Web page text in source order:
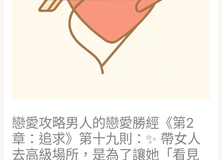
戀愛攻略男人的戀愛勝經《第2
章：追求》第十九則：✨ 帶女人
去高級場所，是為了讓她「看見